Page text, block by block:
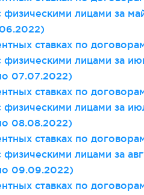
физическими лицами за
ставках по
физическими лицами за
07.07.2022)
ставках по
физическими лицами за
08.08.2022)
ставках по
физическими лицами за
09.09.2022)
ставках по